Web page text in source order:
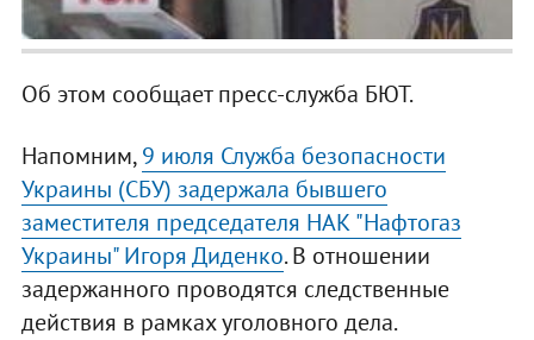
Об этом сообщает пресс-служба БЮТ.
Напомним,9 июля Служба безопасности
Украины (СБУ) задержала бывшего
заместителя председателя НАК "Нафтогаз
Украины" Игоря Диденко. В отношении
задержанного проводятся следственные
действия в рамках уголовного дела.